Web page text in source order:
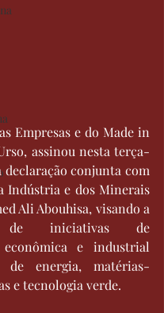
Empresas e do Made in
assinou nesta terça-
declaração conjunta com
Indústria e dos Minerais
Ali Abouhisa, visando a
de iniciativas de
econômica e industrial
de energia, matérias-
e tecnologia verde.